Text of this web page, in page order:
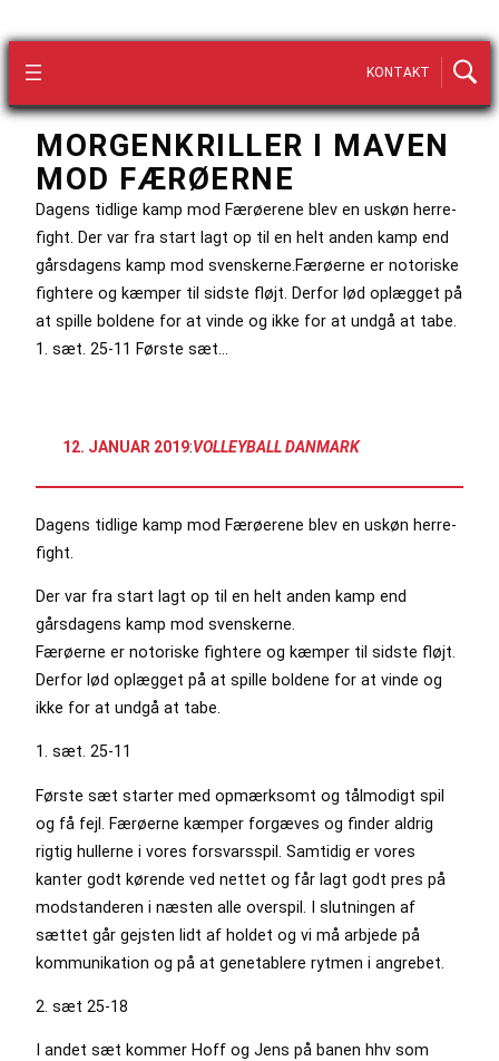
KONTAKT
MORGENKRILLER I MAVEN
MOD FÆRØERNE
Dagens tidlige kamp mod Færøerene blev en uskøn herre-
fight. Der var fra start lagt op til en helt anden kamp end
gårsdagens kamp mod svenskerne.Færøerne er notoriske
fightere og kæmper til sidste fløjt. Derfor lød oplægget på
at spille boldene for at vinde og ikke for at undgå at tabe.
1. sæt. 25-11 Første sæt…
12. JANUAR 2019:VOLLEYBALL DANMARK
Dagens tidlige kamp mod Færøerene blev en uskøn herre-
fight.
Der var fra start lagt op til en helt anden kamp end
gårsdagens kamp mod svenskerne.
Færøerne er notoriske fightere og kæmper til sidste fløjt.
Derfor lød oplægget på at spille boldene for at vinde og
ikke for at undgå at tabe.
1. sæt. 25-11
Første sæt starter med opmærksomt og tålmodigt spil
og få fejl. Færøerne kæmper forgæves og finder aldrig
rigtig hullerne i vores forsvarsspil. Samtidig er vores
kanter godt kørende ved nettet og får lagt godt pres på
modstanderen i næsten alle overspil. I slutningen af
sættet går gejsten lidt af holdet og vi må arbjede på
kommunikation og på at genetablere rytmen i angrebet.
2. sæt 25-18
I andet sæt kommer Hoff og Jens på banen hhv som